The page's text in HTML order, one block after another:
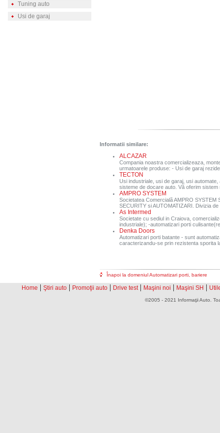
Tuning auto
Usi de garaj
Informatii similare:
ALCAZAR
Compania noastra comercializeaza,
urmatoarele produse: - Usi de garaj
TECTON
Usi industriale, usi de garaj, usi
sisteme de docare auto. Vă oferim sistem
AMPRO SYSTEM
Societatea Comercialã AMPRO
SECURITY si AUTOMATIZARI. Divizia
As Intermed
Societate cu sediul in Craiova,
industriale); -automatizari porti
Denka Doors
Automatizari porti batante - sunt
caracterizandu-se prin rezistenta sporita
Înapoi la domeniul Automatizari porti, bariere
Home | Ştiri auto | Promoţii auto | Drive test | Maşini noi | Maşini SH |
©2005 - 2021 Informaţii Auto.